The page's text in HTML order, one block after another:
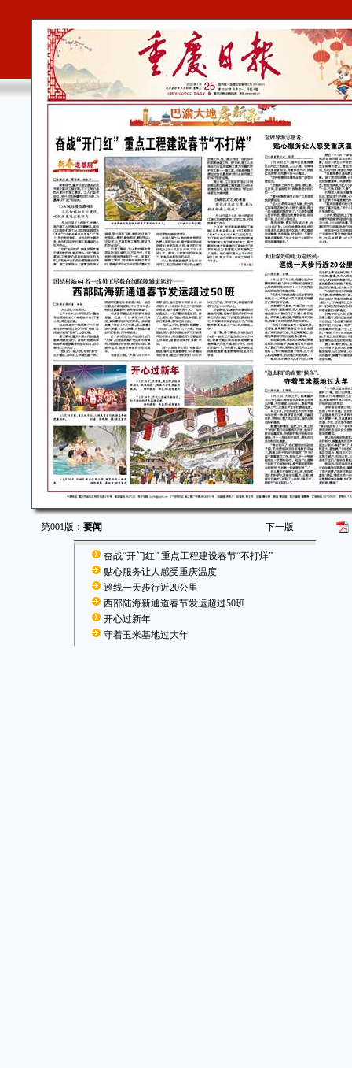
第001版： 要闻 下一版
奋战“开门红” 重点工程建设春节“不打烊”
贴心服务让人感受重庆温度
巡线一天步行近20公里
西部陆海新通道春节发运超过50班
开心过新年
守着玉米基地过大年